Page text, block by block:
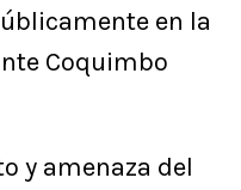
en la
Coquimbo
y amenaza del